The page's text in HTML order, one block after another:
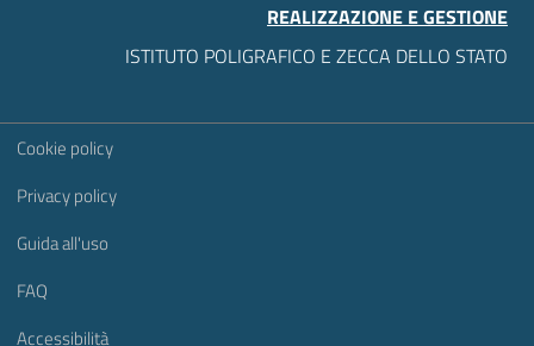
REALIZZAZIONE E GESTIONE
ISTITUTO POLIGRAFICO E ZECCA DELLO STATO
Sezione Link Utili
Cookie policy
Privacy policy
Guida all'uso
FAQ
Accessibilità